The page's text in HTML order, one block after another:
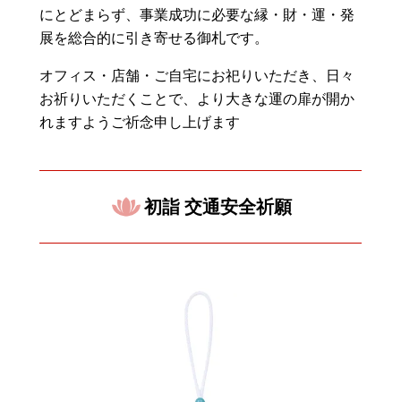
にとどまらず、事業成功に必要な縁・財・運・発
展を総合的に引き寄せる御札です。
オフィス・店舗・ご自宅にお祀りいただき、日々
お祈りいただくことで、より大きな運の扉が開か
れますようご祈念申し上げます
初詣 交通安全祈願